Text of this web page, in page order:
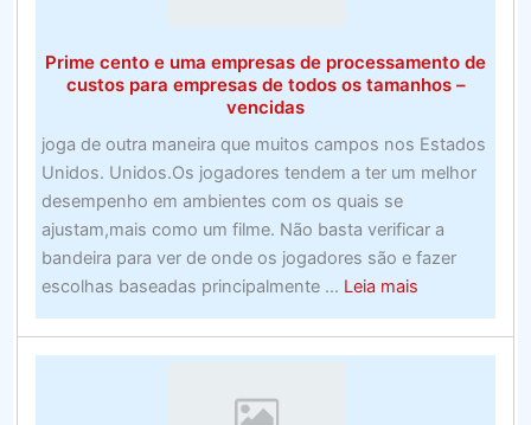
Suporte
e
Prime cento e uma empresas de processamento de
custos para empresas de todos os tamanhos –
vencidas
joga de outra maneira que muitos campos nos Estados
Unidos. Unidos.Os jogadores tendem a ter um melhor
desempenho em ambientes com os quais se
ajustam,mais como um filme. Não basta verificar a
bandeira para ver de onde os jogadores são e fazer
escolhas baseadas principalmente ... Leia maisabout
Prime
cento